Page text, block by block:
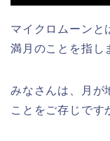
マイクロムーンと
満月のことを指し
みなさんは、月が
ことをご存じです